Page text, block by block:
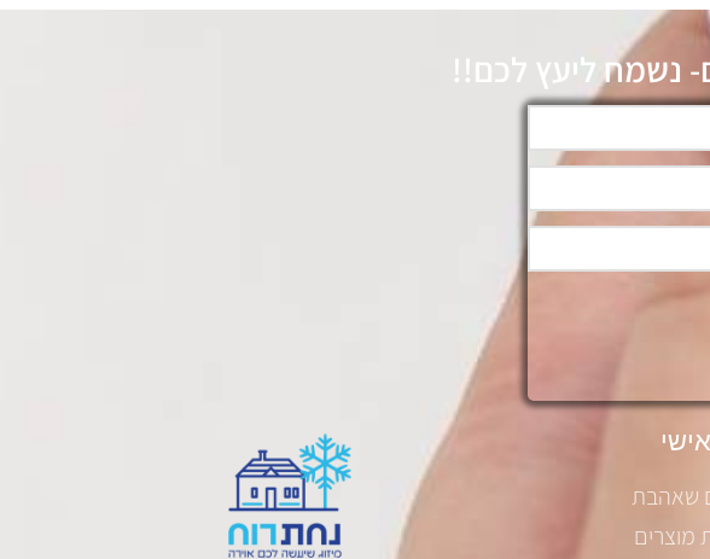
נשמח ליעץ לכם!!
שאהבת
מוצרים